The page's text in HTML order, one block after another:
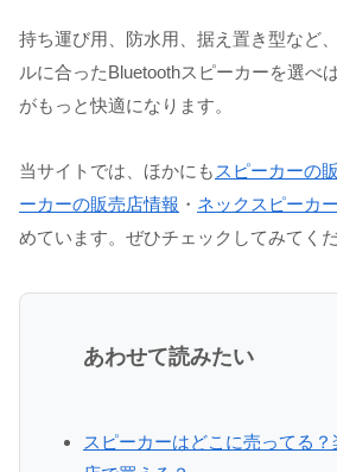
持ち運び用、防水用、据え置き型など
ルに合ったBluetoothスピーカーを選べ
がもっと快適になります。
当サイトでは、ほかにも スピーカーの
ーカーの販売店情報 ・ ネックスピーカ
めています。ぜひチェックしてみてくだ
あわせて読みたい
スピーカーはどこに売ってる